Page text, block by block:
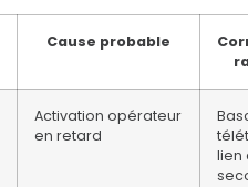
Cause probable
Activation opérateur
en retard
lien